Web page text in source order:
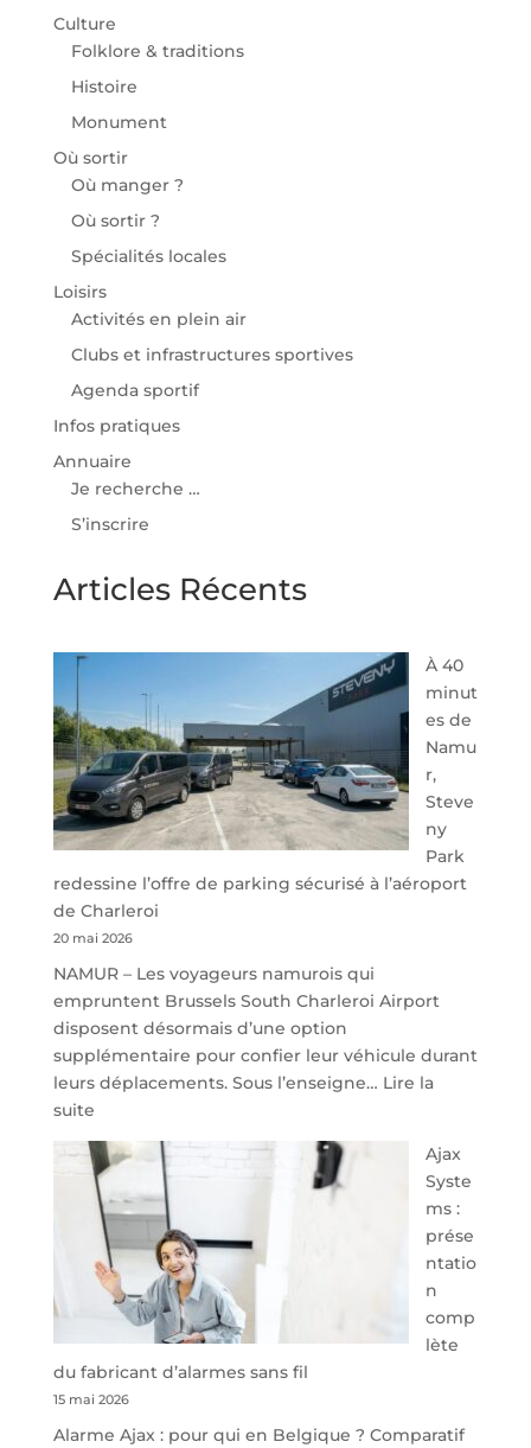
Culture
Folklore & traditions
Histoire
Monument
Où sortir
Où manger ?
Où sortir ?
Spécialités locales
Loisirs
Activités en plein air
Clubs et infrastructures sportives
Agenda sportif
Infos pratiques
Annuaire
Je recherche …
S’inscrire
Articles Récents
À 40
minut
es de
Namu
r,
Steve
ny
Park
redessine l’offre de parking sécurisé à l’aéroport
de Charleroi
20 mai 2026
NAMUR – Les voyageurs namurois qui
empruntent Brussels South Charleroi Airport
disposent désormais d’une option
supplémentaire pour confier leur véhicule durant
leurs déplacements. Sous l’enseigne… Lire la
suite:
À
40
minutes
de
Namur,
Steveny
Park
redessine
de
parking
sécurisé
Ajax
Syste
ms :
prése
ntatio
n
comp
lète
du fabricant d’alarmes sans fil
15 mai 2026
Alarme Ajax : pour qui en Belgique ? Comparatif